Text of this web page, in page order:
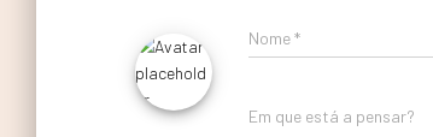
Nome*
Em que está a pensar?